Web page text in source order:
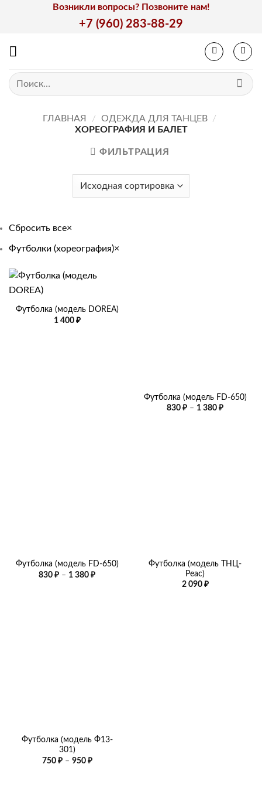
Возникли вопросы? Позвоните нам!
+7 (960) 283-88-29
Искать:
ГЛАВНАЯ / ОДЕЖДА ДЛЯ ТАНЦЕВ /
ХОРЕОГРАФИЯ И БАЛЕТ
ФИЛЬТРАЦИЯ
Сбросить все×
Футболки (хореография)×
Футболка (модель DOREA)
1 400 ₽
Футболка (модель FD-650)
830 ₽ – 1 380 ₽Диапазон
Футболка (модель FD-650)
830 ₽ – 1 380 ₽Диапазон
Футболка (модель ТНЦ-
Peac)
2 090 ₽
Футболка (модель Ф13-
301)
750 ₽ – 950 ₽Диапазон